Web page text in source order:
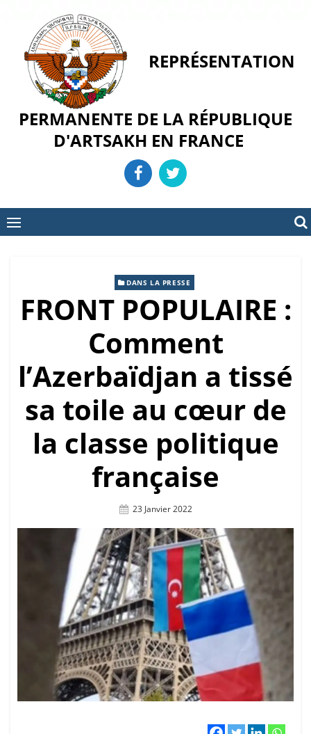
content
REPRÉSENTATION
PERMANENTE DE LA RÉPUBLIQUE
D'ARTSAKH EN FRANCE
DANS LA PRESSE
FRONT POPULAIRE :
Comment
l’Azerbaïdjan a tissé
sa toile au cœur de
la classe politique
française
Posted
23 Janvier 2022